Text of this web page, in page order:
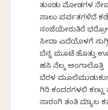
ತುಂಡು ಮೋಡಗಳ
ಸಾಲು ಪರ್ವತಗಳೆದೆ
ಸಂಜೆಯೇರುತಿರೆ ಭರ್ರೋ
ಸೀದಾ ಎದೆಯೊಳಗೆ
ಬೆನ್ನ ಮೂಟೆ ಹೊತ್ತು
ಹಸಿ ನೆಲಕ್ಕೆ ಅಂಗಾಲೊತ್ತಿ
ಬೆರಳ
ಗಿರಿ ಕಂದರಗಳಲಿ ಕಣ್ಣು
ಸಾರಂಗಿ ತಂತಿ ಮ್ಯಾಲ